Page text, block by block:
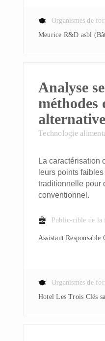
Organismes de
Meurice R&D asbl
Analyse
méthodes
Technologie
La caractérisation
leurs points
traditionnelle pour
conventionnel.
Public-cible de la
Assistant Responsable
Organismes de
Hotel Les Trois Clés sa